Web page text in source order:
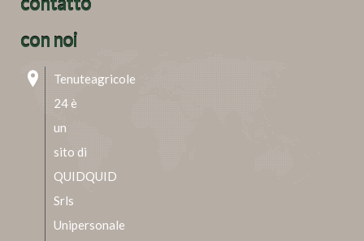
con noi
Tenuteagricole
24 è
un
sito di
QUIDQUID
Srls
Unipersonale